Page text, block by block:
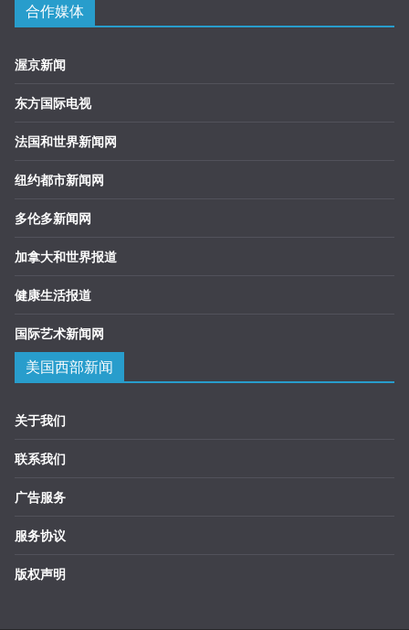
合作媒体
渥京新闻
东方国际电视
法国和世界新闻网
纽约都市新闻网
多伦多新闻网
加拿大和世界报道
健康生活报道
国际艺术新闻网
美国西部新闻
关于我们
联系我们
广告服务
服务协议
版权声明